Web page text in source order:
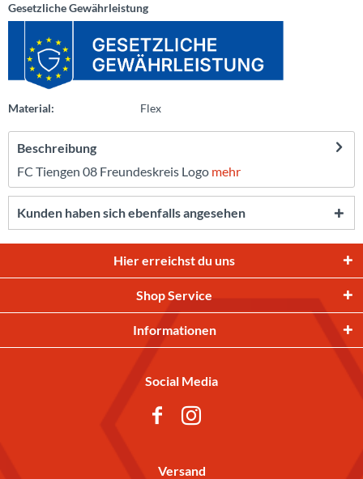
Gesetzliche Gewährleistung
Material: Flex
Beschreibung
FC Tiengen 08 Freundeskreis Logo mehr
Kunden haben sich ebenfalls angesehen
Hier erreichst du uns
Shop Service
Informationen
Social Media
Versand